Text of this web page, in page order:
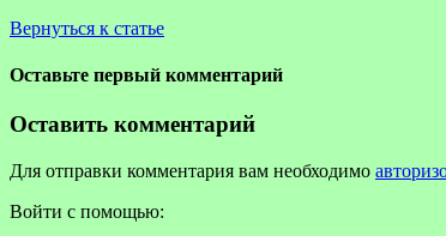
Вернуться к статье
Оставьте первый комментарий
Оставить комментарий
Для отправки комментария вам необходимо
Войти с помощью: